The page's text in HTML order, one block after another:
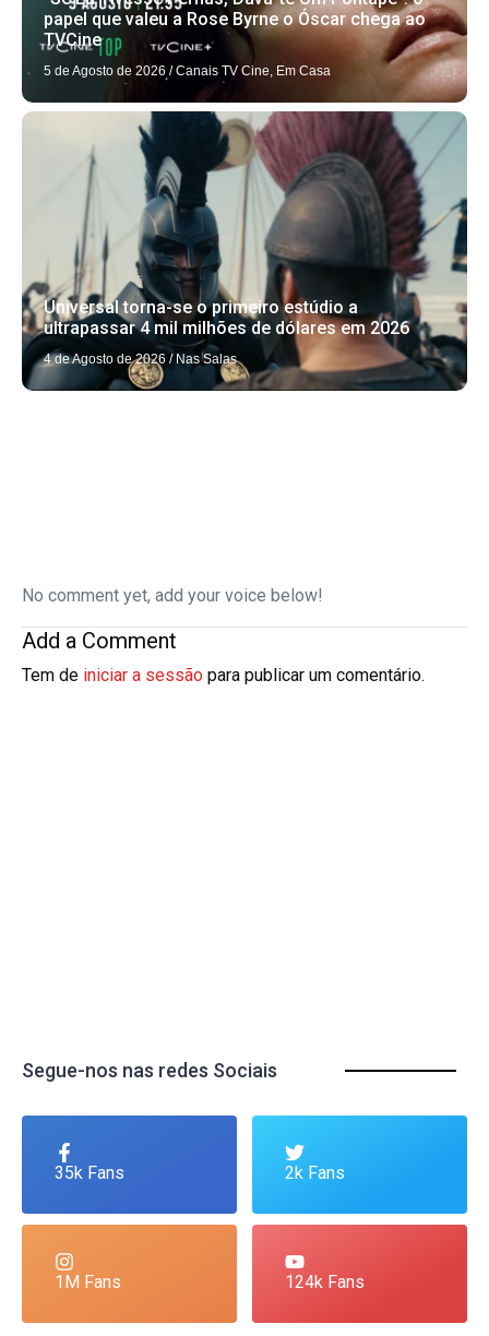
papel que valeu a Rose Byrne o Óscar chega ao
TVCine
5 de Agosto de 2026 / Canais TV Cine Em Casa
Universal torna-se o primeiro estúdio a
ultrapassar 4 mil milhões de dólares em 2026
4 de Agosto de 2026 / Nas Salas
No comment yet, add your voice below!
Add a Comment
Tem de iniciar a sessão para publicar um comentário.
Segue-nos nas redes Sociais
35k Fans 2k Fans
1M Fans 124k Fans